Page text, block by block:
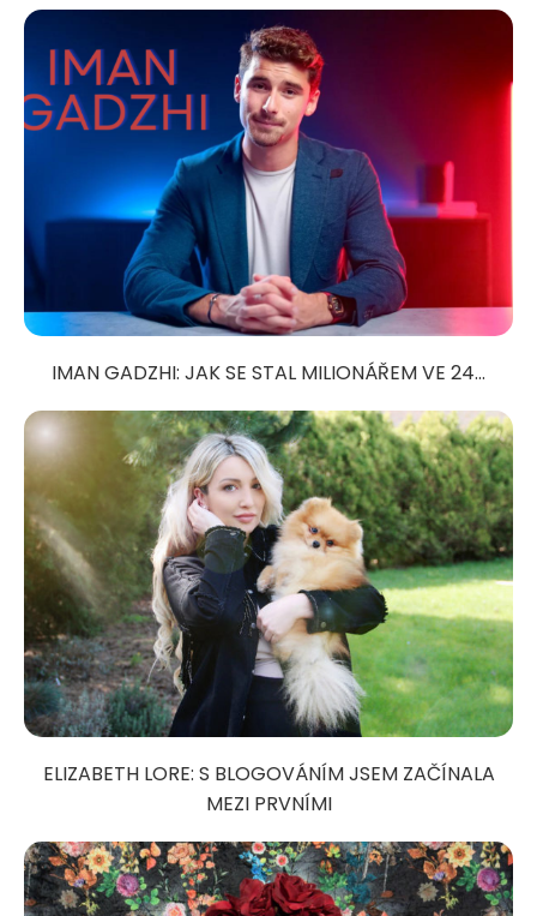
IMAN GADZHI: JAK SE STAL MILIONÁŘEM VE 24...
ELIZABETH LORE: S BLOGOVÁNÍM JSEM ZAČÍNALA
MEZI PRVNÍMI